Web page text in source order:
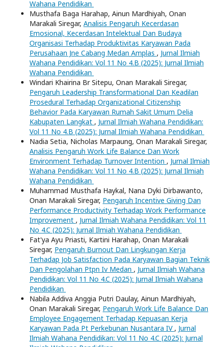
Wahana Pendidikan
Musthafa Baga Harahap, Ainun Mardhiyah, Onan
Marakali Siregar, Analisis Pengaruh Kecerdasan
Emosional, Kecerdasan Intelektual Dan Budaya
Organisasi Terhadap Produktivitas Karyawan Pada
Perusahaan Jne Cabang Medan Amplas , Jurnal Ilmiah
Wahana Pendidikan: Vol 11 No 4.B (2025): Jurnal Ilmiah
Wahana Pendidikan
Windari Khairina Br Sitepu, Onan Marakali Siregar,
Pengaruh Leadership Transformational Dan Keadilan
Prosedural Terhadap Organizational Citizenship
Behavior Pada Karyawan Rumah Sakit Umum Delia
Kabupaten Langkat , Jurnal Ilmiah Wahana Pendidikan:
Vol 11 No 4.B (2025): Jurnal Ilmiah Wahana Pendidikan
Nadia Setia, Nicholas Marpaung, Onan Marakali Siregar,
Analisis Pengaruh Work Life Balance Dan Work
Environment Terhadap Turnover Intention , Jurnal Ilmiah
Wahana Pendidikan: Vol 11 No 4.B (2025): Jurnal Ilmiah
Wahana Pendidikan
Muhammad Musthafa Haykal, Nana Dyki Dirbawanto,
Onan Marakali Siregar, Pengaruh Incentive Giving Dan
Performance Productivity Terhadap Work Performance
Improvement , Jurnal Ilmiah Wahana Pendidikan: Vol 11
No 4.C (2025): Jurnal Ilmiah Wahana Pendidikan
Fat'ya Ayu Priasti, Kartini Harahap, Onan Marakali
Siregar, Pengaruh Burnout Dan Lingkungan Kerja
Terhadap Job Satisfaction Pada Karyawan Bagian Teknik
Dan Pengolahan Ptpn Iv Medan , Jurnal Ilmiah Wahana
Pendidikan: Vol 11 No 4.C (2025): Jurnal Ilmiah Wahana
Pendidikan
Nabila Addiva Anggia Putri Daulay, Ainun Mardhiyah,
Onan Marakali Siregar, Pengaruh Work Life Balance Dan
Employee Engagement Terhadap Kepuasan Kerja
Karyawan Pada Pt Perkebunan Nusantara IV , Jurnal
Ilmiah Wahana Pendidikan: Vol 11 No 4.C (2025): Jurnal